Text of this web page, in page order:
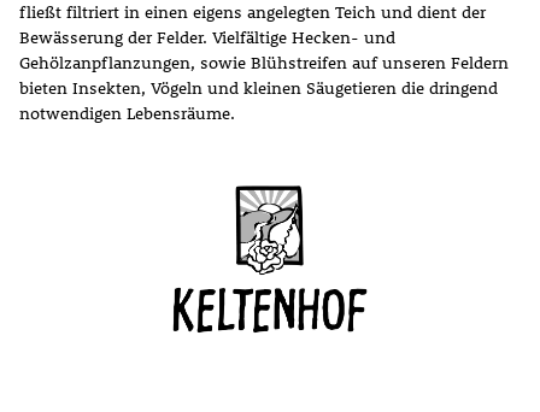
fließt filtriert in einen eigens angelegten Teich und dient der
Bewässerung der Felder. Vielfältige Hecken- und
Gehölzanpflanzungen, sowie Blühstreifen auf unseren Feldern
bieten Insekten, Vögeln und kleinen Säugetieren die dringend
notwendigen Lebensräume.